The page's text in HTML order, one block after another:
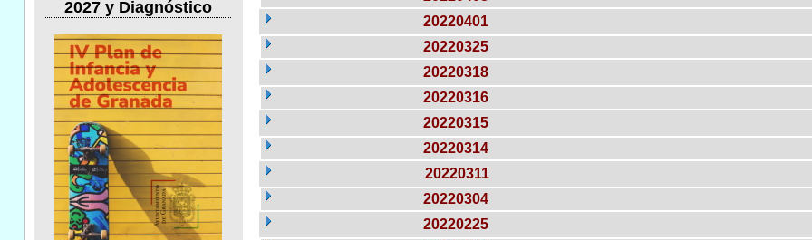
2027 y Diagnóstico
20220401
20220325
20220318
20220316
20220315
20220314
20220311
20220304
20220225